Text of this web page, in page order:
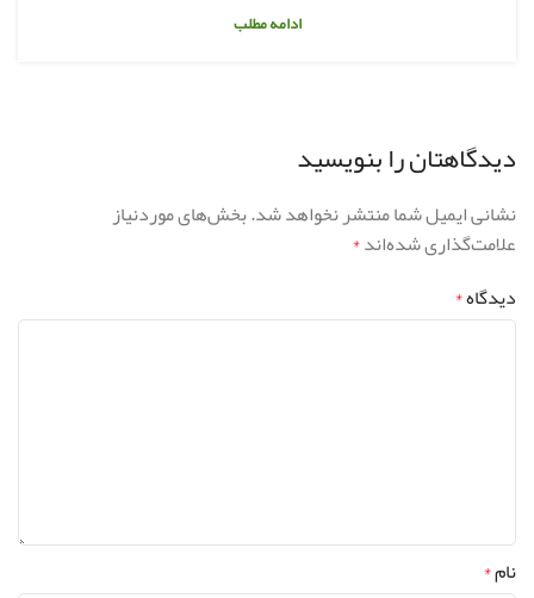
ادامه مطلب
دیدگاهتان را بنویسید
نشانی ایمیل شما منتشر نخواهد شد.بخش‌های موردنیاز
علامت‌گذاری شده‌اند*
دیدگاه*
نام*